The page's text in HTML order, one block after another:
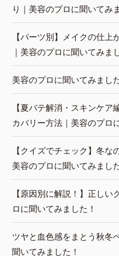
り｜美容のプロに聞いてみ
【パーツ別】メイクの仕
｜美容のプロに聞いてみま
美容のプロに聞いてみまし
【夏バテ解消・スキンケ
カバリー方法｜美容のプロ
【クイズでチェック】冬な
美容のプロに聞いてみまし
【原因別に解説！】正し
ロに聞いてみました！
ツヤと血色感をまとう秋冬
聞いてみました！